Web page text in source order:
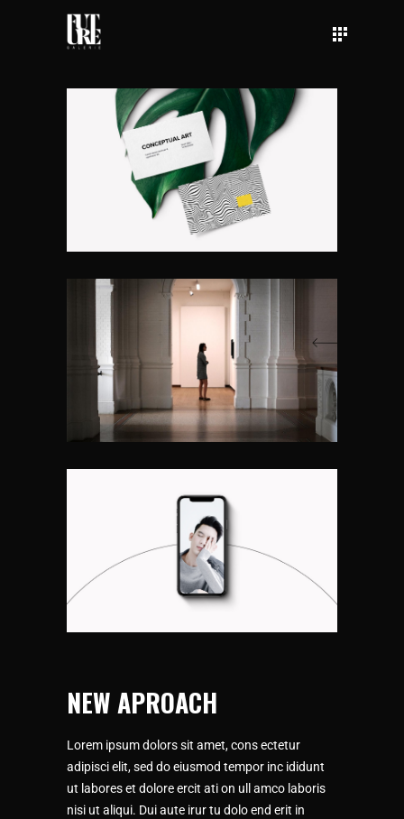
NEW APROACH
Lorem ipsum dolors sit amet, cons ectetur
adipisci elit, sed do eiusmod tempor inc ididunt
ut labores et dolore ercit ati on ull amco laboris
nisi ut aliqui. Dui aute irur tu dolo end erit in